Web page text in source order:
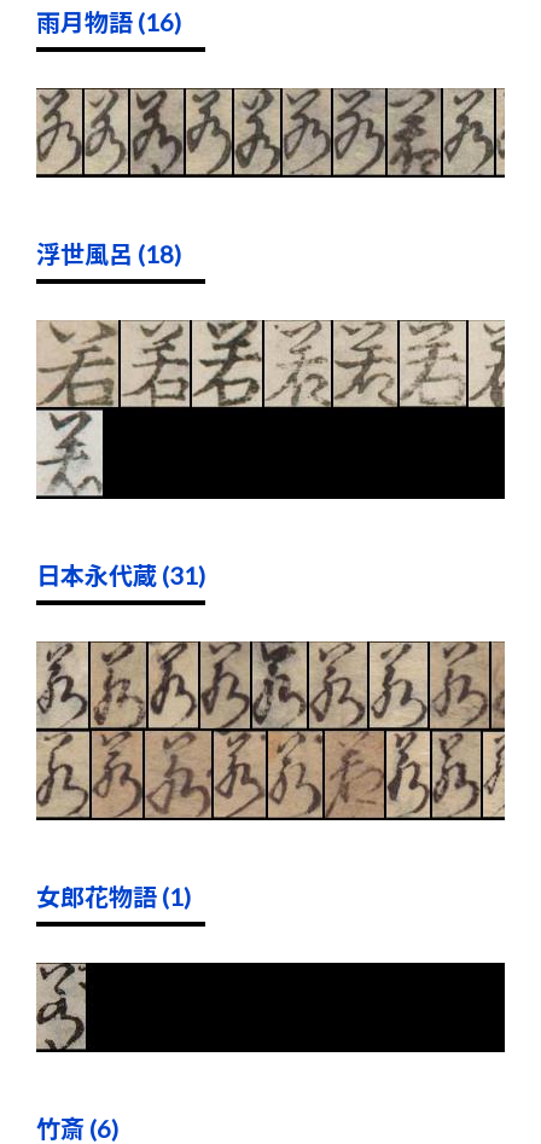
雨月物語 (16)
浮世風呂 (18)
日本永代蔵 (31)
女郎花物語 (1)
竹斎 (6)